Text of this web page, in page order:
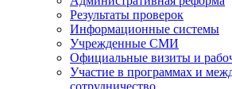
Результаты проверок
Информационные системы
Учрежденные СМИ
Официальные визиты и
Участие в программах и
сотрудничество